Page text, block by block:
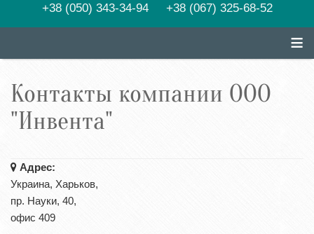
+38 (050) 343-34-94 +38 (067) 325-68-52
≡
Контакты компании ООО
"Инвента"
Адрес:
Украина, Харьков,
пр. Науки, 40,
офис 409